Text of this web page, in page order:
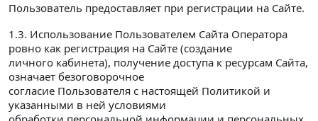
Пользователь предоставляет при регистрации на Сайте.
1.3. Использование Пользователем Сайта Оператора
ровно как регистрация на Сайте (создание
личного кабинета), получение доступа к ресурсам Сайта,
означает безоговорочное
согласие Пользователя с настоящей Политикой и
указанными в ней условиями